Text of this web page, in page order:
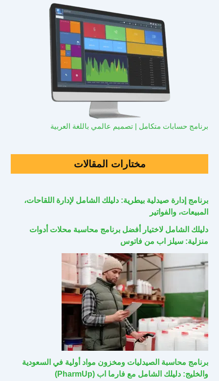
برنامج حسابات متكامل | تصميم عالمي باللغة العربية
مختارات المقالات
برنامج إدارة صيدلية بيطرية: دليلك الشامل لإدارة اللقاحات،
المبيعات، والفواتير
دليلك الشامل لاختيار أفضل برنامج محاسبة محلات أدوات
منزلية: سيلز اب من فاتوس
برنامج محاسبة الصيدليات ومخزون مواد أولية في السعودية
والخليج: دليلك الشامل مع فارما اب (PharmUp)